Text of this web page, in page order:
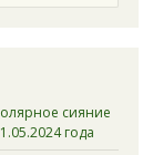
сияние
года